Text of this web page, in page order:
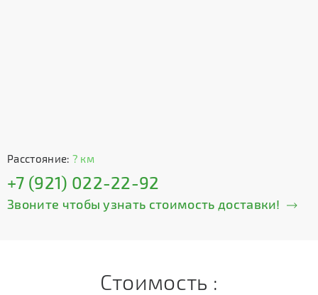
Расстояние: ? км
+7 (921) 022-22-92
Звоните чтобы узнать стоимость доставки!
Стоимость :